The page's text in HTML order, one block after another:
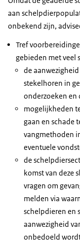
aan
onbekend zijn,
Tref
gebieden met veel
de
stekelhoren in
onderzoeken en
mogelijkheden
gaan en schade
vangmethoden
eventuele
de
komst van deze
vragen om
melden via
schelpdieren en
aanwezigheid
onbedoeld